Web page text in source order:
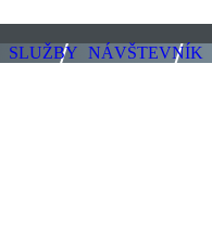
SLUŽBY NÁVŠTEVNÍK